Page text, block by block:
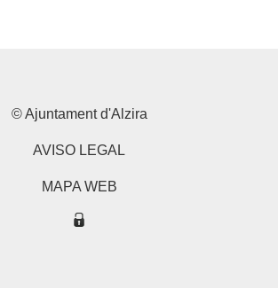
© Ajuntament d'Alzira
AVISO LEGAL
MAPA WEB